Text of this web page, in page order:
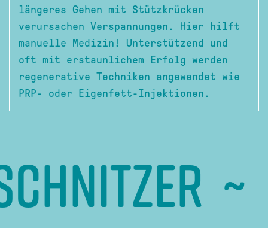
längeres Gehen mit Stützkrücken
verursachen Verspannungen. Hier hilft
manuelle Medizin! Unterstützend und
oft mit erstaunlichem Erfolg werden
regenerative Techniken angewendet wie
PRP- oder Eigenfett-Injektionen.
~ DR.